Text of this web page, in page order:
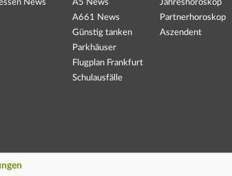
News
A5 News
A661 News
Günstig tanken
Parkhäuser
Flugplan Frankfurt
Schulausfälle
Jahreshoroskop
Partnerhoroskop
Aszendent